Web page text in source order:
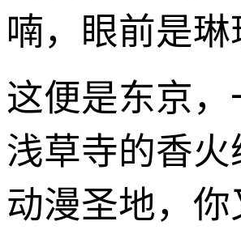
喃，眼前是
这便是东京
浅草寺的香
动漫圣地，